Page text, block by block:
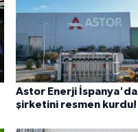
Astor Enerji İspanya'da
şirketini resmen kurdu!